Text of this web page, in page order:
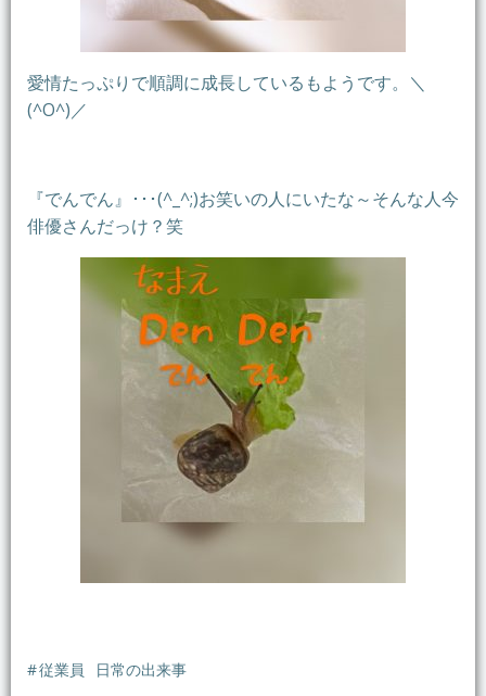
愛情たっぷりで順調に成長しているもようです。＼
(^O^)／
『でんでん』･･･(^_^;)お笑いの人にいたな～そんな人今
俳優さんだっけ？笑
#従業員 日常の出来事